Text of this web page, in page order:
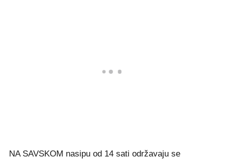
NA SAVSKOM nasipu od 14 sati održavaju se